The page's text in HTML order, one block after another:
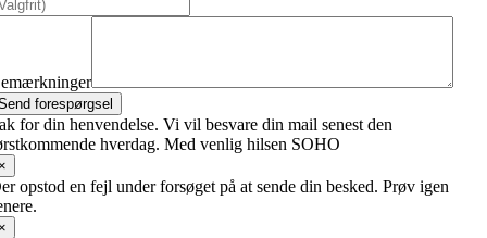
forespørgsel
for din henvendelse. Vi vil besvare din mail senest den
hverdag. Med venlig hilsen SOHO
opstod en fejl under forsøget på at sende din besked. Prøv igen